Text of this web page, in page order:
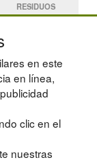
RESIDUOS
Residuos
CUENTA
en este
en línea,
clic en el
nuestras